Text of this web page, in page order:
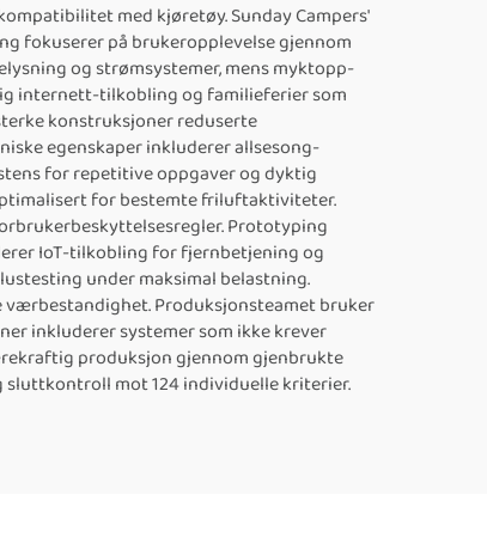
med kjøretøy. Sunday Campers'
fokuserer på brukeropplevelse gjennom
og strømsystemer, mens myktopp-
internett-tilkobling og familieferier som
konstruksjoner reduserte
egenskaper inkluderer allsesong-
for repetitive oppgaver og dyktig
for bestemte friluftaktiviteter.
Prototyping
IoT-tilkobling for fjernbetjening og
under maksimal belastning.
Produksjonsteamet bruker
inkluderer systemer som ikke krever
produksjon gjennom gjenbrukte
mot 124 individuelle kriterier.